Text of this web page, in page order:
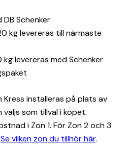
DB Schenker
kg levereras till närmaste
levereras med Schenker
installeras på plats av
som tillval i köpet.
i Zon 1. För Zon 2 och 3
Se vilken zon du tillhör här.